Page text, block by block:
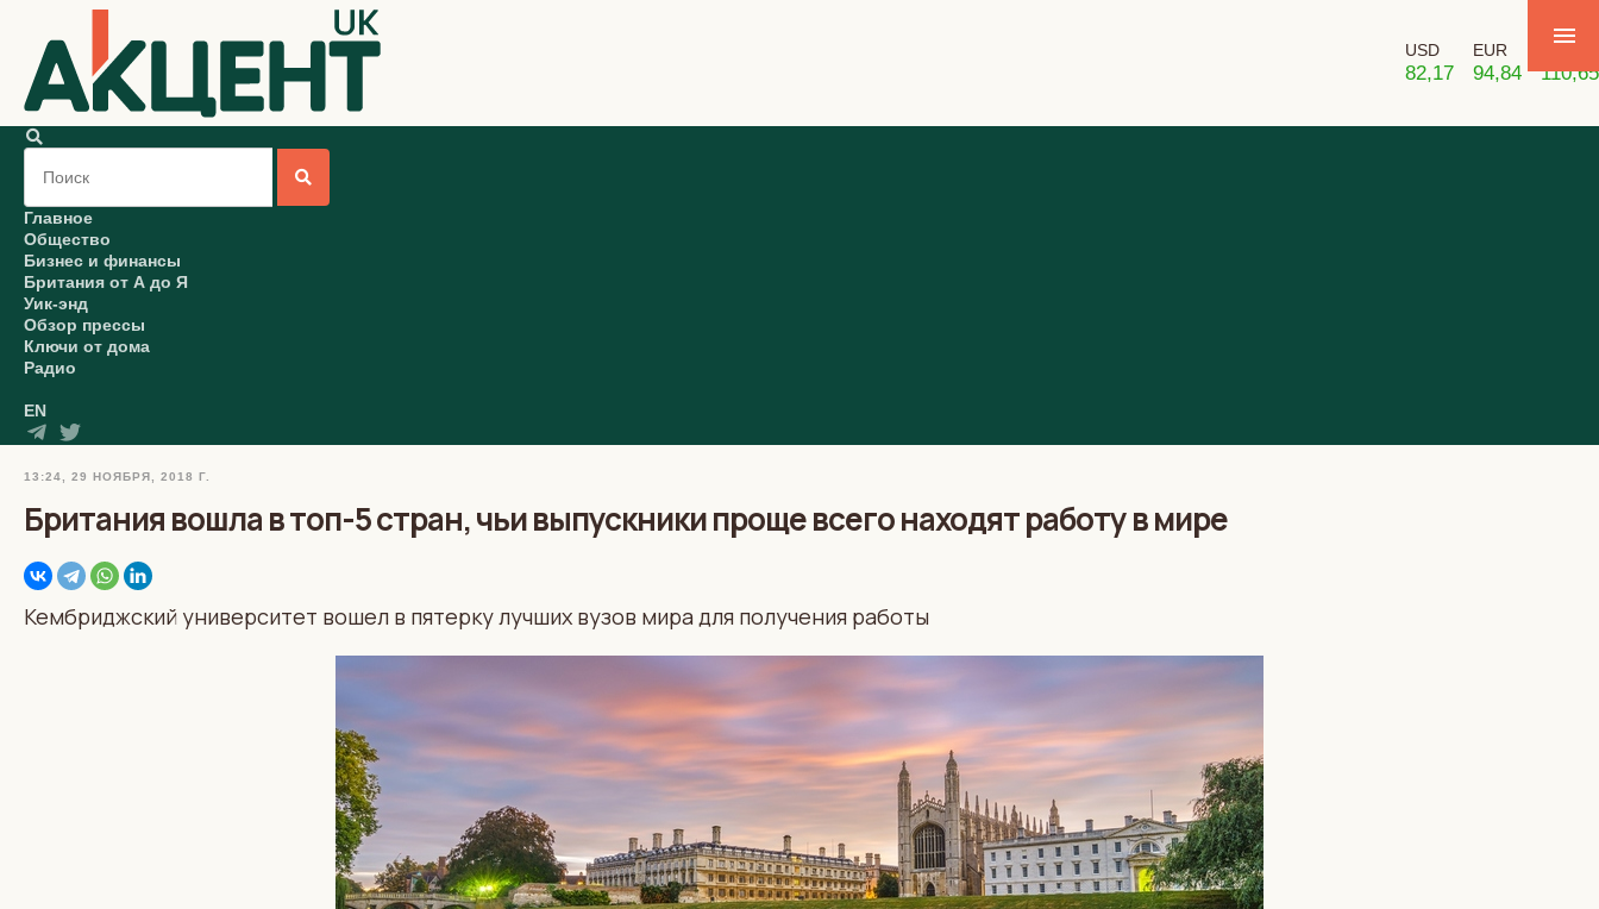
USD
82,17
EUR
94,84 110,65
Главное
Общество
Бизнес и финансы
Британия от А до Я
Уик-энд
Обзор прессы
Ключи от дома
Радио
EN
13:24, 29 НОЯБРЯ, 2018 Г.
Британия вошла в топ-5 стран, чьи выпускники проще всего находят работу в мире
Кембриджский университет вошел в пятерку лучших вузов мира для получения работы